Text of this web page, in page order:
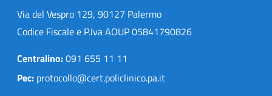
Via del Vespro 129, 90127 Palermo
Codice Fiscale e P.Iva AOUP 05841790826
Centralino:091 655 11 11
Pec: protocollo@cert.policlinico.pa.it